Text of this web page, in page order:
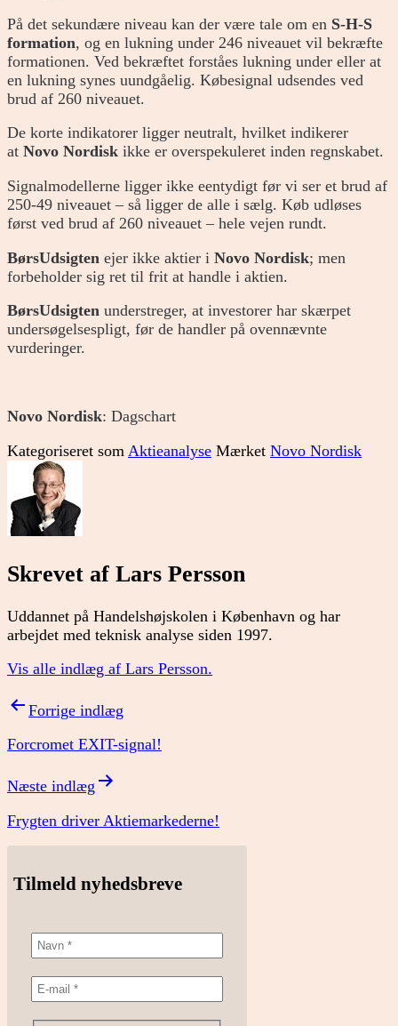
På det sekundære niveau kan der være tale om en S-H-S
formation, og en lukning under 246 niveauet vil bekræfte
formationen. Ved bekræftet forståes lukning under eller at
en lukning synes uundgåelig. Købesignal udsendes ved
brud af 260 niveauet.
De korte indikatorer ligger neutralt, hvilket indikerer
at Novo Nordisk ikke er overspekuleret inden regnskabet.
Signalmodellerne ligger ikke eentydigt før vi ser et brud af
250-49 niveauet – så ligger de alle i sælg. Køb udløses
først ved brud af 260 niveauet – hele vejen rundt.
BørsUdsigten ejer ikke aktier i Novo Nordisk; men
forbeholder sig ret til frit at handle i aktien.
BørsUdsigten understreger, at investorer har skærpet
undersøgelsespligt, før de handler på ovennævnte
vurderinger.
Novo Nordisk: Dagschart
Kategoriseret som Aktieanalyse Mærket Novo Nordisk
Skrevet af Lars Persson
Uddannet på Handelshøjskolen i København og har
arbejdet med teknisk analyse siden 1997.
Vis alle indlæg af Lars Persson.
Indlægsnavigation
Forrige indlæg
Forcromet EXIT-signal!
Næste indlæg
Frygten driver Aktiemarkederne!
Tilmeld nyhedsbreve